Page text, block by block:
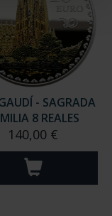
- SAGRADA
8 REALES
140,00 €